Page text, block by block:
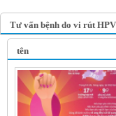
Tư vấn bệnh do vi rút HPV
tên